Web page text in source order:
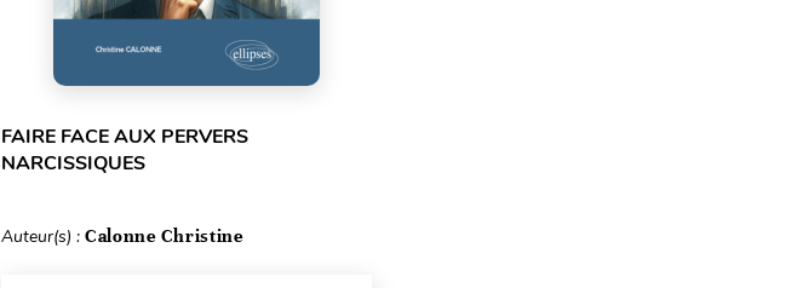
FAIRE FACE AUX PERVERS
NARCISSIQUES
Auteur(s) : Calonne Christine